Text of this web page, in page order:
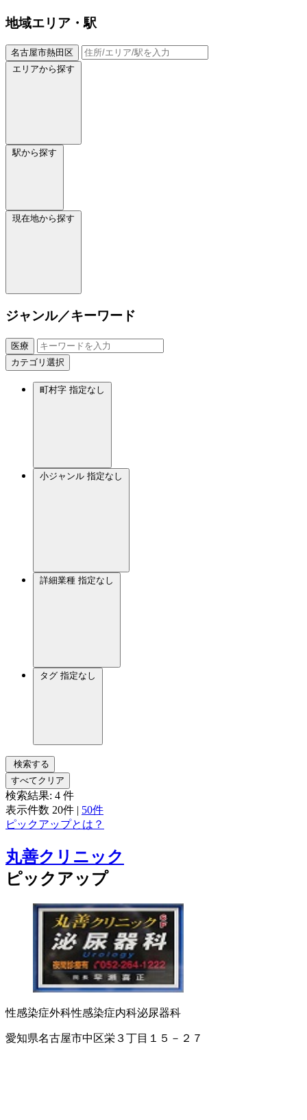
地域エリア・駅
名古屋市熱田区
エリアから探す
駅から探す
現在地から探す
ジャンル／キーワード
医療
カテゴリ選択
町村字 指定なし
小ジャンル 指定なし
詳細業種 指定なし
タグ 指定なし
検索する
すべてクリア
検索結果: 4 件
表示件数 20件 | 50件
ピックアップとは？
丸善クリニック
ピックアップ
性感染症外科性感染症内科泌尿器科
愛知県名古屋市中区栄３丁目１５－２７